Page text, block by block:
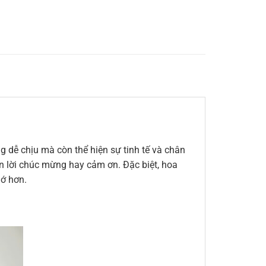
dễ chịu mà còn thể hiện sự tinh tế và chân
lời chúc mừng hay cảm ơn. Đặc biệt, hoa
hơn.